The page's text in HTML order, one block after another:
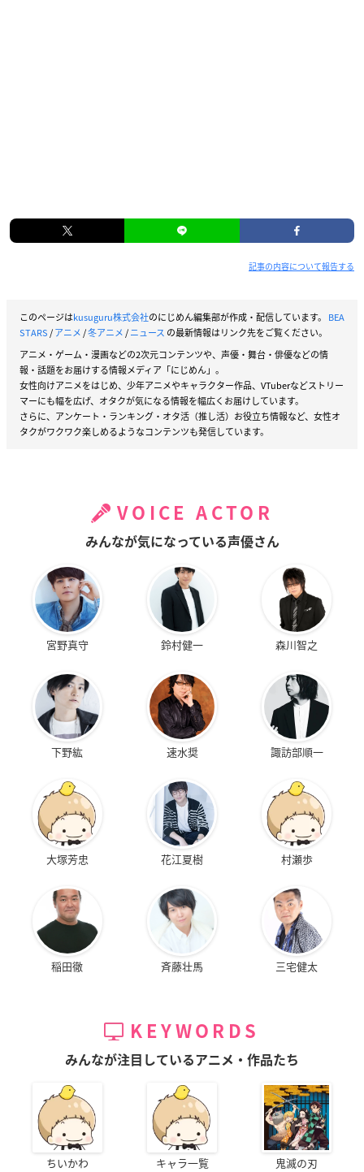
記事の内容について報告する
このページはkusuguru株式会社のにじめん編集部が作成・配信しています。 BEA
STARS/アニメ/冬アニメ/ニュース の最新情報はリンク先をご覧ください。
アニメ・ゲーム・漫画などの2次元コンテンツや、声優・舞台・俳優などの情
報・話題をお届けする情報メディア「にじめん」。
女性向けアニメをはじめ、少年アニメやキャラクター作品、VTuberなどストリー
マーにも幅を広げ、オタクが気になる情報を幅広くお届けしています。
さらに、アンケート・ランキング・オタ活（推し活）お役立ち情報など、女性オ
タクがワクワク楽しめるようなコンテンツも発信しています。
VOICE ACTOR
みんなが気になっている声優さん
宮野真守 鈴村健一 森川智之
下野紘 速水奨 諏訪部順一
大塚芳忠 花江夏樹 村瀬歩
稲田徹 斉藤壮馬 三宅健太
KEYWORDS
みんなが注目しているアニメ・作品たち
ちいかわ キャラ一覧 鬼滅の刃